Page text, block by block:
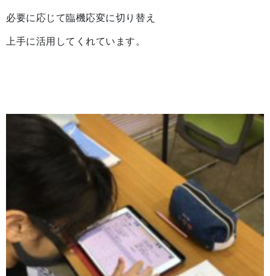
必要に応じて臨機応変に切り替え
上手に活用してくれています。